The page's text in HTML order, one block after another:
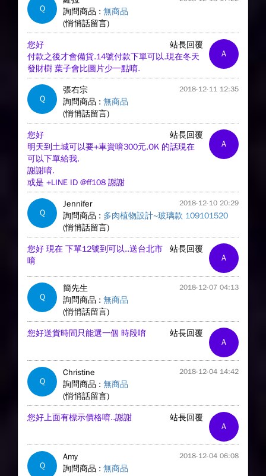
Q 詢問商品 : 無商品
(悄悄話留言)
A
站長回覆
您好
付款之後才會備貨.14號付款下單可以.現在冬天
發財樹 葉子會比圖片少一點唷.
Q
張右宗 2018-12-11 12:35
詢問商品 : 無商品
(悄悄話留言)
A
站長回覆
您好
明天到土城可以要+車資唷300元.OK 的話現在
可以下單給我.
謝謝唷.
或是 +LINE ID @ff108 謝謝
Q
Jennifer 2018-12-10 20:29
詢問商品 : 多肉植物設計~玻璃款 109101520
(悄悄話留言)
A
站長回覆
您好 現在 下單12號到可以..送台北市
唷
Q
簡先生 2018-12-07 04:13
詢問商品 : 無商品
(悄悄話留言)
A
站長回覆
您好送貨時間只能選一個 時段唷
Q
Christine 2018-12-04 14:42
詢問商品 : 無商品
(悄悄話留言)
A
站長回覆
您好上面有標示價格唷..謝謝
Q
Amy 2018-12-04 06:08
詢問商品 : 無商品